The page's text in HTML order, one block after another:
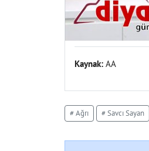
Kaynak: AA
# Ağrı # Savcı Sayan